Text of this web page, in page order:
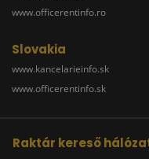
www.officerentinfo.ro
Slovakia
www.kancelarieinfo.sk
www.officerentinfo.sk
Raktár kereső